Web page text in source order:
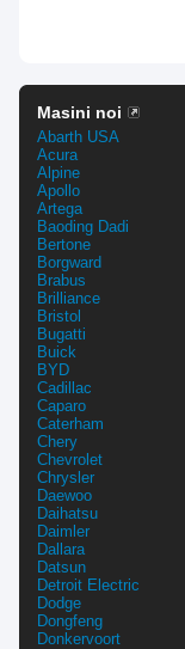
Masini noi
Abarth USA
Acura
Alpine
Apollo
Artega
Baoding Dadi
Bertone
Borgward
Brabus
Brilliance
Bristol
Bugatti
Buick
BYD
Cadillac
Caparo
Caterham
Chery
Chevrolet
Chrysler
Daewoo
Daihatsu
Daimler
Dallara
Datsun
Detroit Electric
Dodge
Dongfeng
Donkervoort